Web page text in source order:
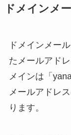
ドメインメ
ドメインメー
たメールアド
メインは「
メールアドレ
ります。